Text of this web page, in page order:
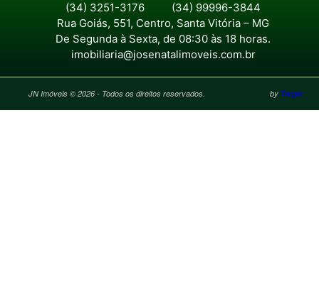
(34) 3251-3176
(34) 99996-3844
Rua Goiás, 551, Centro, Santa Vitória – MG
De Segunda à Sexta, de 08:30 às 18 horas.
imobiliaria@josenatalimoveis.com.br
JN Imóveis © 2026 - Todos os direitos reservados. by Target